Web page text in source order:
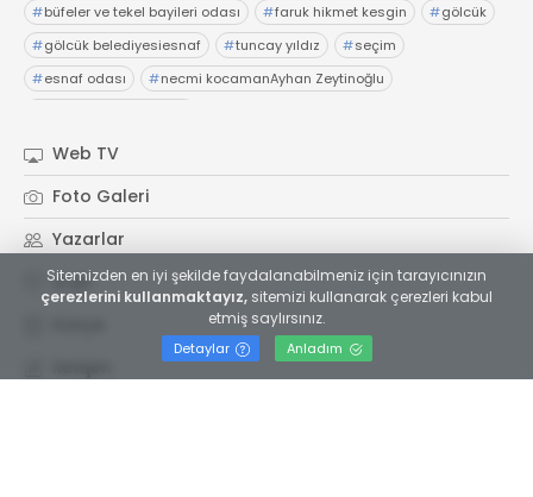
#büfeler ve tekel bayileri odası #faruk hikmet kesgin #gölcük
#gölcük belediyesiesnaf #tuncay yıldız #seçim
#esnaf odası #necmi kocamanAyhan Zeytinoğlu
Web TV
Foto Galeri
Yazarlar
Arşiv
Sitemizden en iyi şekilde faydalanabilmeniz için tarayıcınızın
çerezlerini kullanmaktayız, sitemizi kullanarak çerezleri kabul
etmiş saylırsınız.
Detaylar Anladım